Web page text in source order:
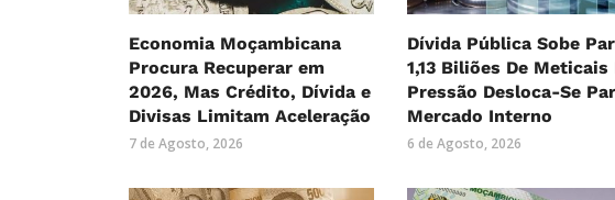
Economia Moçambicana
Procura Recuperar em
2026, Mas Crédito, Dívida e
Divisas Limitam Aceleração
7 de Agosto, 2026
Dívida Pública Sobe
1,13 Biliões De Meticais
Pressão Desloca-Se
Mercado Interno
6 de Agosto, 2026